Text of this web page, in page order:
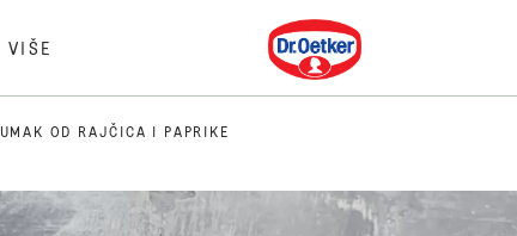
VIŠE
Dr. Oetker
UMAK OD RAJČICA I PAPRIKE